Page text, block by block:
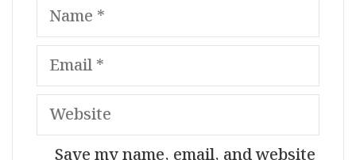
Name
Email
Website